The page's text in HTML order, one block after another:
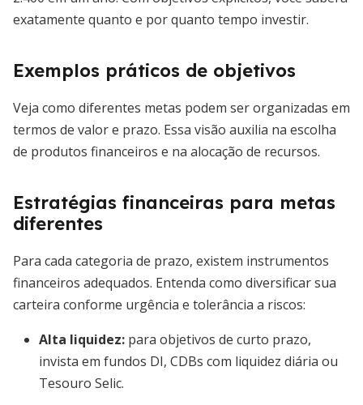
exatamente quanto e por quanto tempo investir.
Exemplos práticos de objetivos
Veja como diferentes metas podem ser organizadas em
termos de valor e prazo. Essa visão auxilia na escolha
de produtos financeiros e na alocação de recursos.
Estratégias financeiras para metas
diferentes
Para cada categoria de prazo, existem instrumentos
financeiros adequados. Entenda como diversificar sua
carteira conforme urgência e tolerância a riscos:
Alta liquidez: para objetivos de curto prazo,
invista em fundos DI, CDBs com liquidez diária ou
Tesouro Selic.